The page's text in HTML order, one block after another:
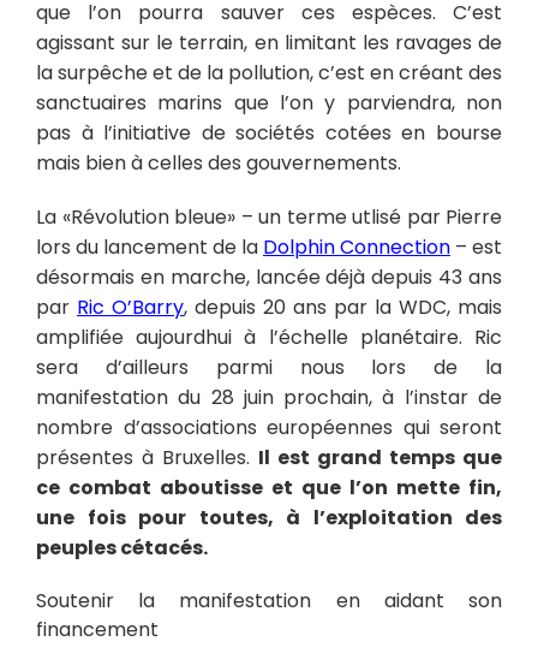
que l’on pourra sauver ces espèces. C’est
agissant sur le terrain, en limitant les ravages de
la surpêche et de la pollution, c’est en créant des
sanctuaires marins que l’on y parviendra, non
pas à l’initiative de sociétés cotées en bourse
mais bien à celles des gouvernements.
La «Révolution bleue» – un terme utlisé par Pierre
lors du lancement de la Dolphin Connection – est
désormais en marche, lancée déjà depuis 43 ans
par Ric O’Barry, depuis 20 ans par la WDC, mais
amplifiée aujourdhui à l’échelle planétaire. Ric
sera d’ailleurs parmi nous lors de la
manifestation du 28 juin prochain, à l’instar de
nombre d’associations européennes qui seront
présentes à Bruxelles. Il est grand temps que
ce combat aboutisse et que l’on mette fin,
une fois pour toutes, à l’exploitation des
peuples cétacés.
Soutenir la manifestation en aidant son
financement